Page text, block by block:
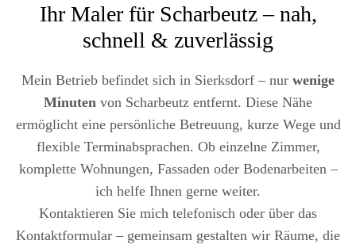
Ihr Maler für Scharbeutz – nah,
schnell & zuverlässig
Mein Betrieb befindet sich in Sierksdorf – nur wenige
Minuten von Scharbeutz entfernt. Diese Nähe
ermöglicht eine persönliche Betreuung, kurze Wege und
flexible Terminabsprachen. Ob einzelne Zimmer,
komplette Wohnungen, Fassaden oder Bodenarbeiten –
ich helfe Ihnen gerne weiter.
Kontaktieren Sie mich telefonisch oder über das
Kontaktformular – gemeinsam gestalten wir Räume, die